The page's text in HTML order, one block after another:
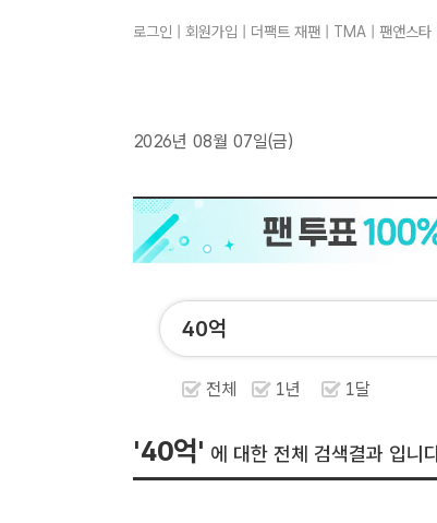
로그인 회원가입 더팩트 재팬 TMA 팬앤스타
2026년 08월 07일(금)
전체 1년 1달
'40억' 에 대한 전체 검색결과 입니